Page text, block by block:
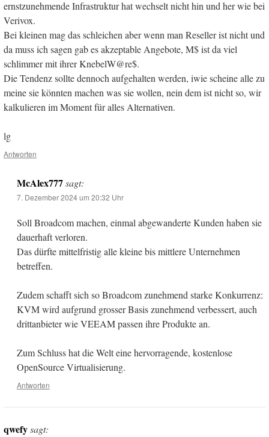
ernstzunehmende Infrastruktur hat wechselt nicht hin und her wie bei
Verivox.
Bei kleinen mag das schleichen aber wenn man Reseller ist nicht und
da muss ich sagen gab es akzeptable Angebote, M$ ist da viel
schlimmer mit ihrer KnebelW@re$.
Die Tendenz sollte dennoch aufgehalten werden, iwie scheine alle zu
meine sie könnten machen was sie wollen, nein dem ist nicht so, wir
kalkulieren im Moment für alles Alternativen.
lg
Antworten
McAlex777 sagt:
7. Dezember 2024 um 20:32 Uhr
Soll Broadcom machen, einmal abgewanderte Kunden haben sie
dauerhaft verloren.
Das dürfte mittelfristig alle kleine bis mittlere Unternehmen
betreffen.
Zudem schafft sich so Broadcom zunehmend starke Konkurrenz:
KVM wird aufgrund grosser Basis zunehmend verbessert, auch
drittanbieter wie VEEAM passen ihre Produkte an.
Zum Schluss hat die Welt eine hervorragende, kostenlose
OpenSource Virtualisierung.
Antworten
qwefysagt: